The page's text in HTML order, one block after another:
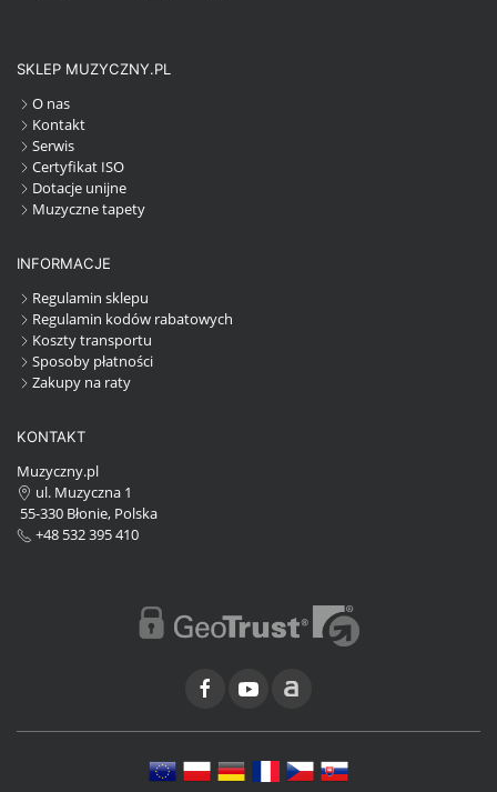
SKLEP MUZYCZNY.PL
O nas
Kontakt
Serwis
Certyfikat ISO
Dotacje unijne
Muzyczne tapety
INFORMACJE
Regulamin sklepu
Regulamin kodów rabatowych
Koszty transportu
Sposoby płatności
Zakupy na raty
KONTAKT
Muzyczny.pl
ul. Muzyczna 1
55-330 Błonie, Polska
+48 532 395 410